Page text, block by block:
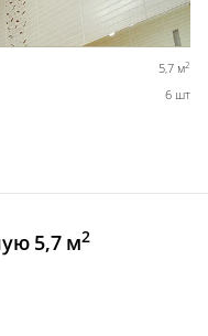
5,7 м2
6 шт
5,7 м2